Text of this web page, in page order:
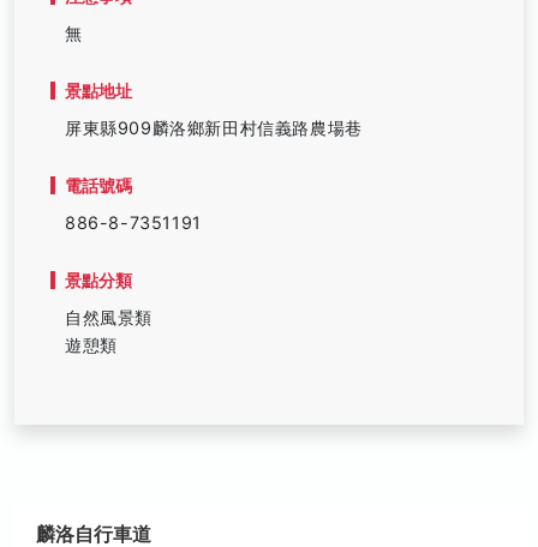
無
景點地址
屏東縣909麟洛鄉新田村信義路農場巷
電話號碼
886-8-7351191
景點分類
自然風景類
遊憩類
麟洛自行車道